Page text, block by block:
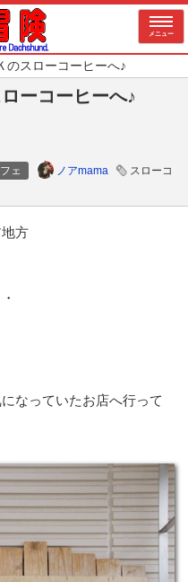
メニュー
のスローコーヒーへ♪
ーコーヒーへ♪
ェ ノアmama
スローコ
方
なっていたお店へ行って